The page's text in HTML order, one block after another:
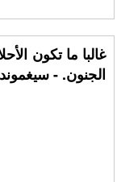
غالبا ما تكون
الجنون. -